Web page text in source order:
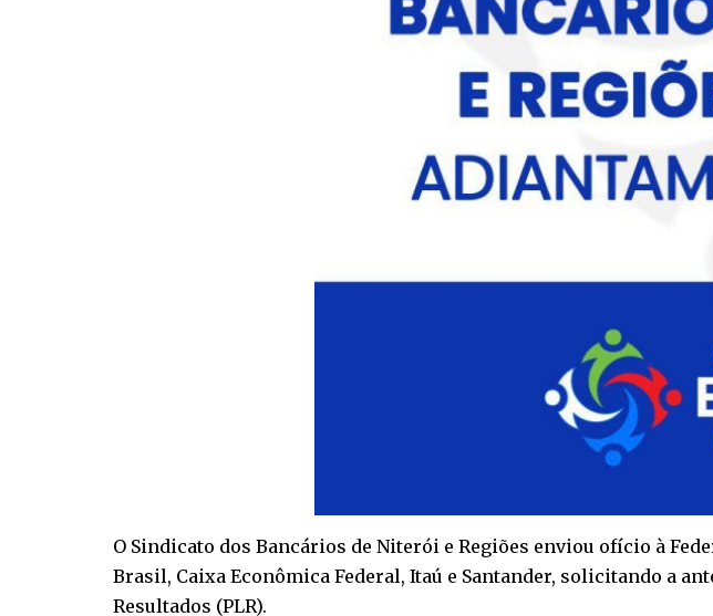
O Sindicato dos Bancários de Niterói e Regiões enviou ofício à
Brasil, Caixa Econômica Federal, Itaú e Santander, solicitando a
Resultados (PLR).